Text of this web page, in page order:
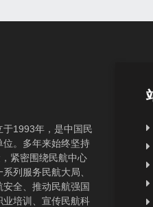
1993年，是中国民
位。多年来始终坚持
紧密围绕民航中心
列服务民航大局、
全、推动民航强国
培训、宣传民航科